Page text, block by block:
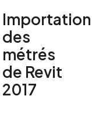
Importation
des
métrés
de Revit
2017